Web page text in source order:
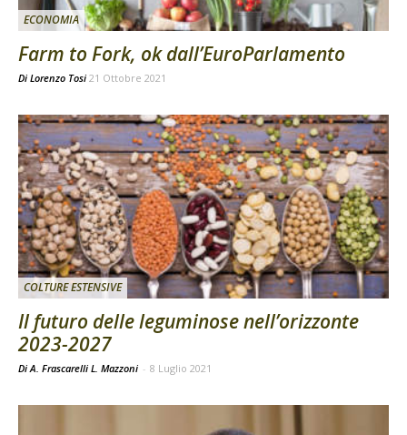
ECONOMIA
Farm to Fork, ok dall’EuroParlamento
Di Lorenzo Tosi 21 Ottobre 2021
COLTURE ESTENSIVE
Il futuro delle leguminose nell’orizzonte
2023-2027
Di A. Frascarelli L. Mazzoni - 8 Luglio 2021